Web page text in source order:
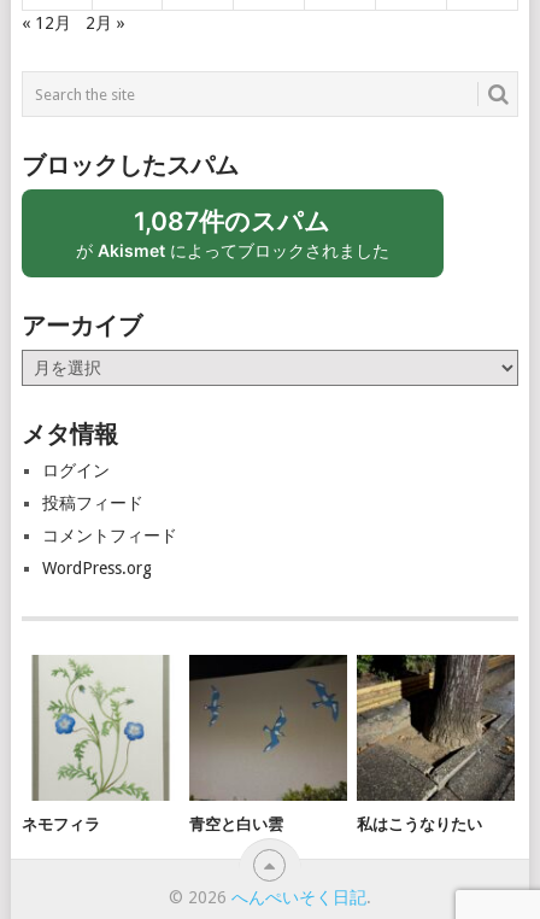
« 12月
2月 »
ブロックしたスパム
1,087件のスパム
が Akismetによってブロックされました
アーカイブ
ー
イ
メタ情報
ログイン
投稿フィード
コメントフィード
WordPress.org
ネモフィラ 青空と白い雲 私はこうなりたい
© 2026 へんぺいそく日記.